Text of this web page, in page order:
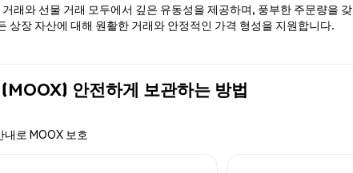
래와 선물 거래 모두에서 깊은 유동성을 제공하며, 풍부한 주문량을 갖
상장 자산에 대해 원활한 거래와 안정적인 가격 형성을 지원합니다.
안전하게 보관하는 방법
내로 MOOX 보호